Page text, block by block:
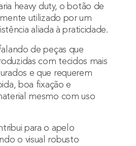
heavy duty, o botão de
utilizado por um
aliada à praticidade.
de peças que
com tecidos mais
e que requerem
boa fixação e
mesmo com uso
para o apelo
o visual robusto